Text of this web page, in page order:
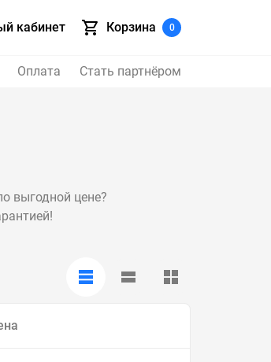
кабинет Корзина 0
Оплата Стать партнёром
выгодной цене?